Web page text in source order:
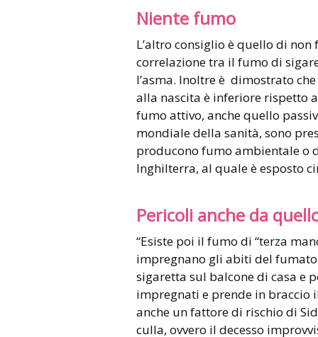
Niente fumo
L’altro consiglio è quello di
correlazione tra il fumo di
l’asma. Inoltre è dimostrato
alla nascita è inferiore rispetto
fumo attivo, anche quello
mondiale della sanità, sono
producono fumo ambientale o
Inghilterra, al quale è esposto
Pericoli anche da
“Esiste poi il fumo di “terza
impregnano gli abiti del
sigaretta sul balcone di casa e
impregnati e prende in braccio
anche un fattore di rischio di
culla, ovvero il decesso